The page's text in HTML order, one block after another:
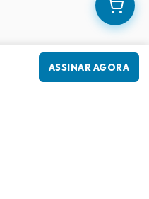
ASSINAR AGORA